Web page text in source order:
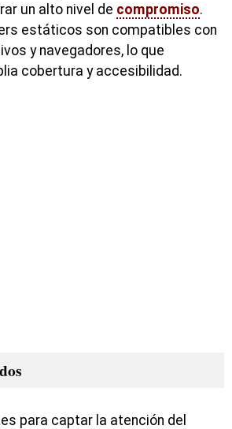
un alto nivel de compromiso.
estáticos son compatibles con
y navegadores, lo que
cobertura y accesibilidad.
para captar la atención del